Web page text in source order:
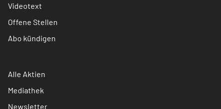
Videotext
Offene Stellen
Abo kündigen
Alle Aktien
Mediathek
Newsletter